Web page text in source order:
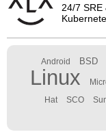
24/7
Android BSD
Linux
Hat SCO